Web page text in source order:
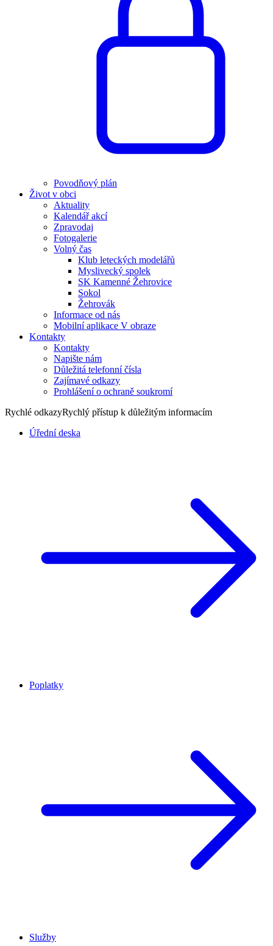
Povodňový plán
Život v obci
Aktuality
Kalendář akcí
Zpravodaj
Fotogalerie
Volný čas
Klub leteckých modelářů
Myslivecký spolek
SK Kamenné Žehrovice
Sokol
Žehrovák
Informace od nás
Mobilní aplikace V obraze
Kontakty
Kontakty
Napište nám
Důležitá telefonní čísla
Zajímavé odkazy
Prohlášení o ochraně soukromí
Rychlé odkazyRychlý přístup k důležitým informacím
Úřední deska
Poplatky
Služby